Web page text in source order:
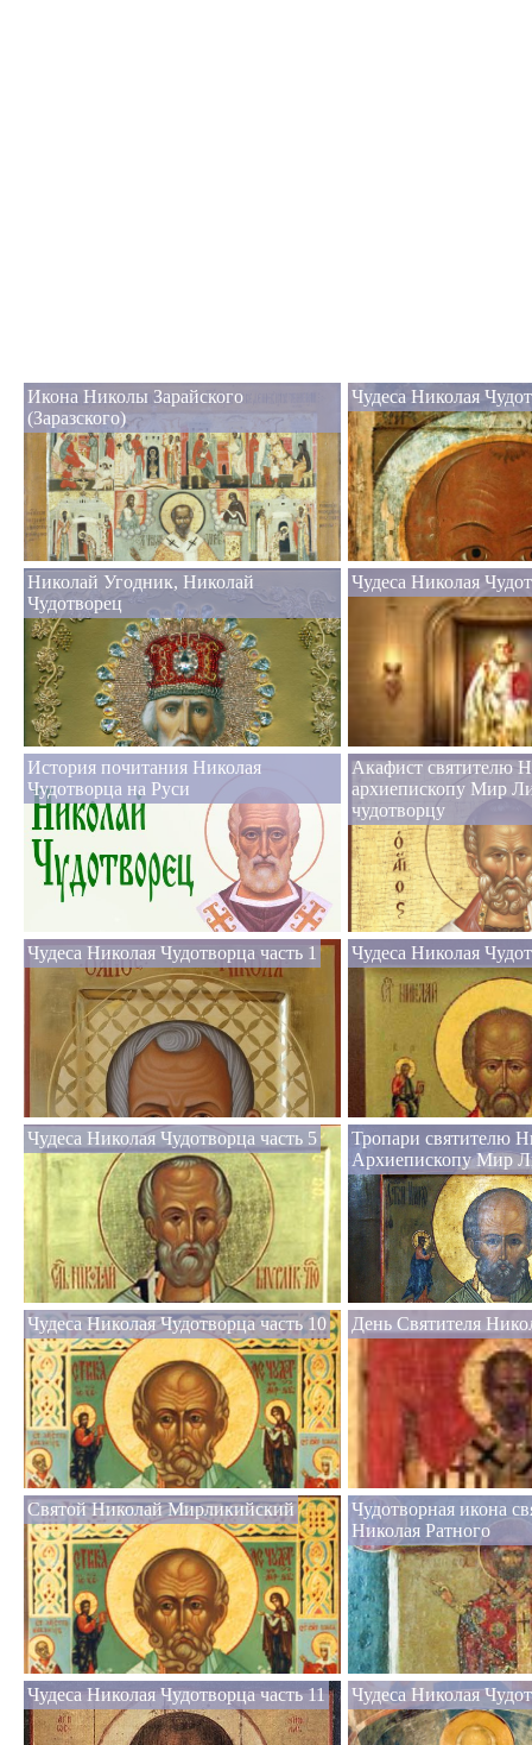
Икона Николы Зарайского
(Заразского)
Чудеса Николая
Николай Угодник, Николай
Чудотворец
Чудеса Николая
История почитания Николая
Чудотворца на Руси
Акафист святителю
архиепископу Мир
чудотворцу
Чудеса Николая Чудотворца часть 1 Чудеса Николая
Чудеса Николая Чудотворца часть 5
Тропари святителю
Архиепископу Мир
Чудеса Николая Чудотворца часть 10 День Святителя
Святой Николай Мирликийский
Чудотворная икона
Николая Ратного
Чудеса Николая Чудотворца часть 11 Чудеса Николая